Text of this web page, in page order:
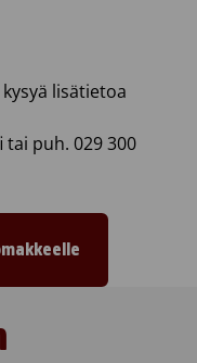
lisätietoa
puh. 029 300